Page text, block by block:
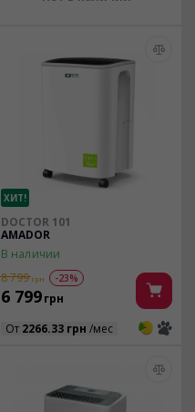
ХИТ!
DOCTOR 101
AMADOR
В наличии
8 799 грн -23%
6 799грн
От 2266.33 грн /мес 3 3